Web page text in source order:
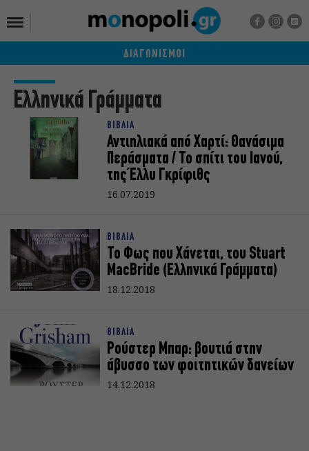
ΔΙΑΓΩΝΙΣΜΟΙ
Ελληνικά Γράμματα
ΒΙΒΛΙΑ
Αντιηλιακά από Χαρτί: Θανάσιμα
Περάσματα / Το σπίτι του Ιανού,
της Έλλυ Γκρίφιθς
16.07.2019
ΒΙΒΛΙΑ
Το Φως που Χάνεται, του Stuart
MacBride (Ελληνικά Γράμματα)
18.12.2018
ΒΙΒΛΙΑ
Ρούστερ Μπαρ: βουτιά στην
άβυσσο των φοιτητικών δανείων
14.12.2018